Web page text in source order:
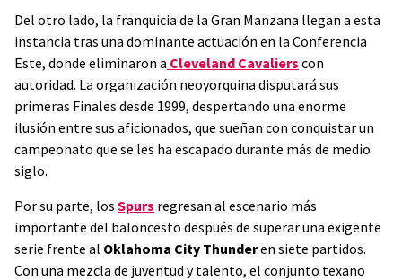
Del otro lado, la franquicia de la Gran Manzana llegan a esta
instancia tras una dominante actuación en la Conferencia
Este, donde eliminaron a Cleveland Cavaliers con
autoridad. La organización neoyorquina disputará sus
primeras Finales desde 1999, despertando una enorme
ilusión entre sus aficionados, que sueñan con conquistar un
campeonato que se les ha escapado durante más de medio
siglo.
Por su parte, los Spurs regresan al escenario más
importante del baloncesto después de superar una exigente
serie frente al Oklahoma City Thunderen siete partidos.
Con una mezcla de juventud y talento, el conjunto texano